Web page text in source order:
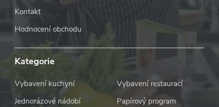
Kontakt
Hodnocení obchodu
Kategorie
Vybavení kuchyní
Vybavení restaurací
Jednorázové nádobí
Papírový program